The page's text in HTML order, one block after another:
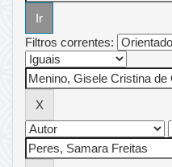
Filtros correntes: